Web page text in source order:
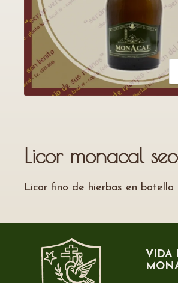
Licor monacal
Licor fino de hierbas en botella
VIDA